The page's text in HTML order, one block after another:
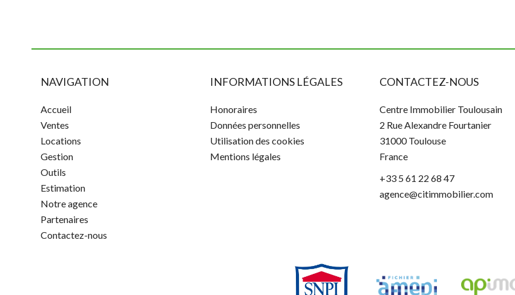
NAVIGATION
Accueil
Ventes
Locations
Gestion
Outils
Estimation
Notre agence
Partenaires
Contactez-nous
INFORMATIONS LÉGALES
Honoraires
Données personnelles
Utilisation des cookies
Mentions légales
CONTACTEZ-NOUS
Centre Immobilier Toulousain
2 Rue Alexandre Fourtanier
31000Toulouse
France
+33 5 61 22 68 47
agence@citimmobilier.com